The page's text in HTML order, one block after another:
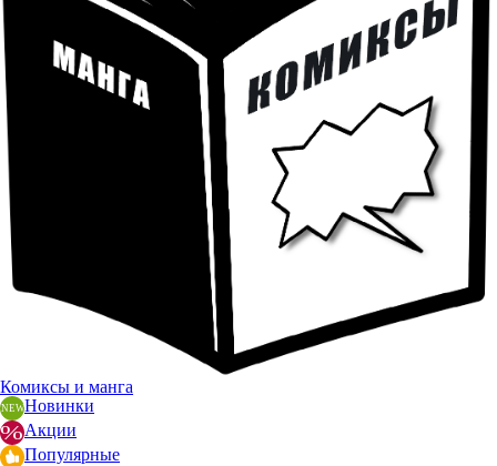
Комиксы и манга
Новинки
Акции
Популярные